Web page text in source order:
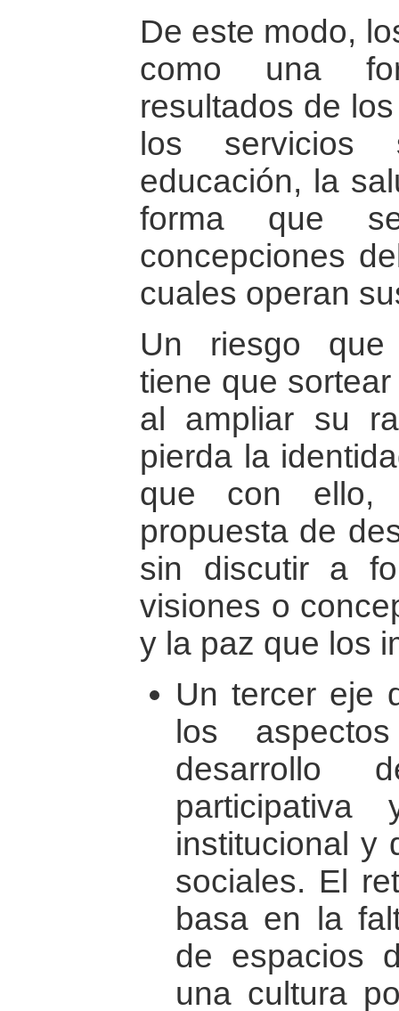
De este modo,
como una
resultados de
los servicios
educación, la
forma que
concepciones
cuales operan
Un riesgo que
tiene que
al ampliar su
pierda la
que con ello,
propuesta de
sin discutir a
visiones o
y la paz que los
Un tercer eje
los
desarrollo
participativa
institucional y
sociales. El
basa en la
de espacios
una cultura